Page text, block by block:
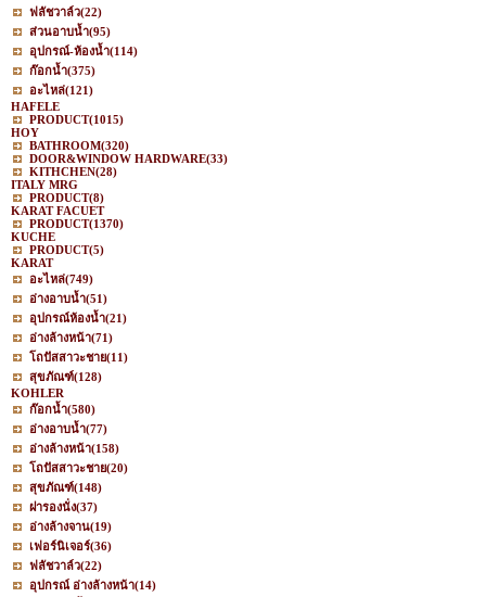
ฟลัชวาล์ว(22)
ส่วนอาบน้ำ(95)
อุปกรณ์-ห้องน้ำ(114)
ก๊อกน้ำ(375)
อะไหล่(121)
HAFELE
PRODUCT(1015)
HOY
BATHROOM(320)
DOOR&WINDOW HARDWARE(33)
KITHCHEN(28)
ITALY MRG
PRODUCT(8)
KARAT FACUET
PRODUCT(1370)
KUCHE
PRODUCT(5)
KARAT
อะไหล่(749)
อ่างอาบน้ำ(51)
อุปกรณ์ห้องน้ำ(21)
อ่างล้างหน้า(71)
โถปัสสาวะชาย(11)
สุขภัณฑ์(128)
KOHLER
ก๊อกน้ำ(580)
อ่างอาบน้ำ(77)
อ่างล้างหน้า(158)
โถปัสสาวะชาย(20)
สุขภัณฑ์(148)
ฝารองนั่ง(37)
อ่างล้างจาน(19)
เฟอร์นิเจอร์(36)
ฟลัชวาล์ว(22)
อุปกรณ์ อ่างล้างหน้า(14)